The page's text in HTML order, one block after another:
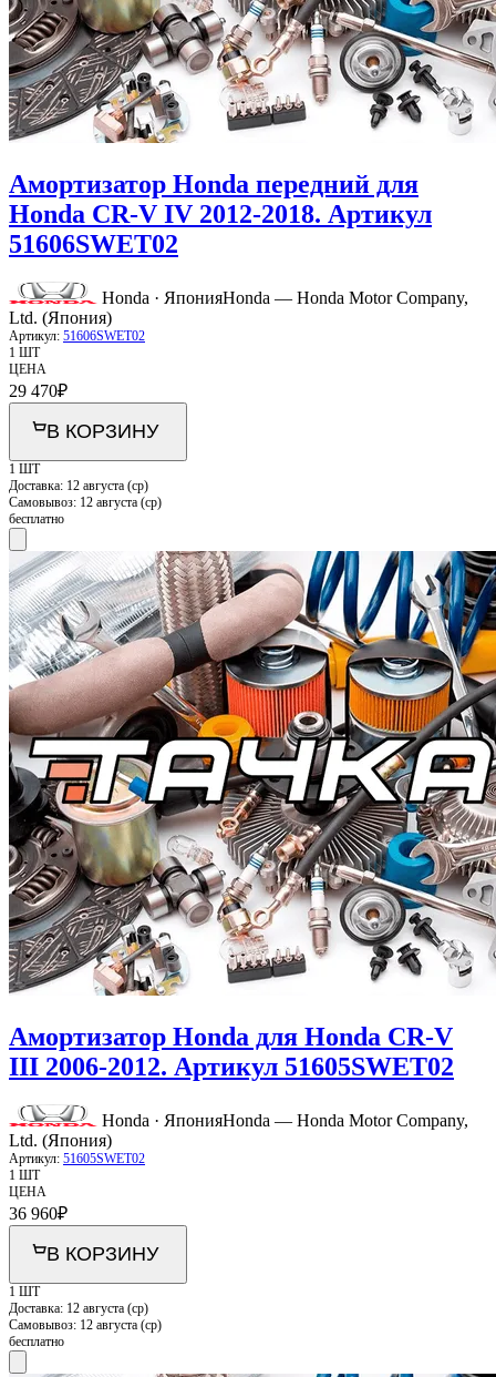
Амортизатор Honda передний для
Honda CR-V IV 2012-2018. Артикул
51606SWET02
Honda · ЯпонияHonda — Honda Motor Company,
Ltd. (Япония)
Артикул: 51606SWET02
1 ШТ
ЦЕНА
29 470₽
В КОРЗИНУ
1 ШТ
Доставка: 12 августа (ср)
Самовывоз: 12 августа (ср)
бесплатно
Амортизатор Honda для Honda CR-V
III 2006-2012. Артикул 51605SWET02
Honda · ЯпонияHonda — Honda Motor Company,
Ltd. (Япония)
Артикул: 51605SWET02
1 ШТ
ЦЕНА
36 960₽
В КОРЗИНУ
1 ШТ
Доставка: 12 августа (ср)
Самовывоз: 12 августа (ср)
бесплатно